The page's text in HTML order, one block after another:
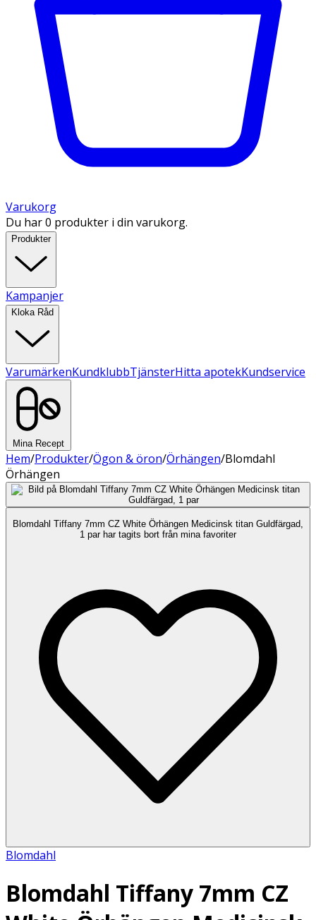
Varukorg
Du har 0 produkter i din varukorg.
Produkter
Kampanjer
Kloka Råd
VarumärkenKundklubbTjänsterHitta apotekKundservice
Mina Recept
Hem/Produkter/Ögon & öron/Örhängen/Blomdahl
Örhängen
Blomdahl Tiffany 7mm CZ White Örhängen Medicinsk titan Guldfärgad,
1 par har tagits bort från mina favoriter
Blomdahl
Blomdahl Tiffany 7mm CZ